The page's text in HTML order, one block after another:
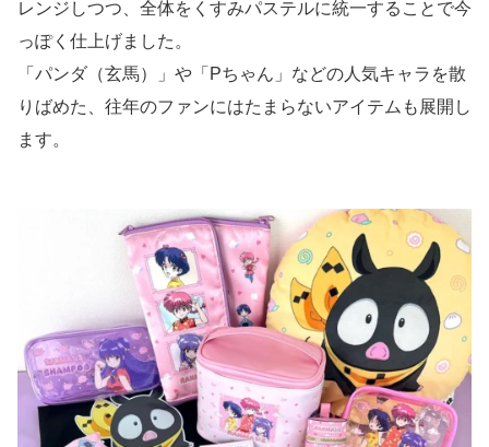
レンジしつつ、全体をくすみパステルに統一することで今
っぽく仕上げました。
「パンダ（玄馬）」や「Pちゃん」などの人気キャラを散
りばめた、往年のファンにはたまらないアイテムも展開し
ます。